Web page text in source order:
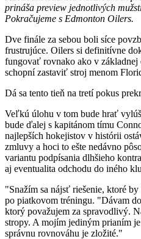
prináša preview jednotlivých
Pokračujeme s Edmonton Oilers.
Dve finále za sebou boli síce
frustrujúce. Oilers si definitívne
fungovať rovnako ako v základnej
schopní zastaviť stroj menom
Dá sa tento tieň na tretí pokus
Veľkú úlohu v tom bude hrať
bude ďalej s kapitánom tímu
najlepších hokejistov v histórii
zmluvy a hoci to ešte nedávno
variantu podpísania dlhšieho
aj eventualita odchodu do iného
"Snažím sa nájsť riešenie, ktoré
po piatkovom tréningu. "Dávam
ktorý považujem za spravodlivý.
stropy. A mojím jediným prianím
správnu rovnováhu je zložité."